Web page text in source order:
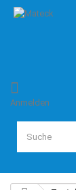
Anmelden